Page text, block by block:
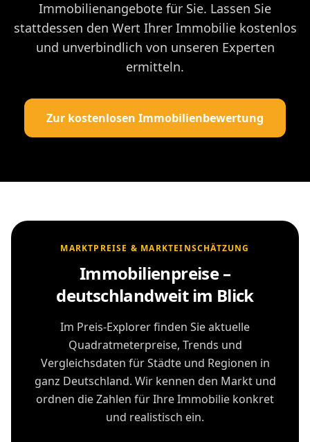
Immobilienangebote für Sie. Lassen Sie
stattdessen den Wert Ihrer Immobilie kostenlos
und unverbindlich von unseren Experten
ermitteln.
Zur kostenlosen Immobilienbewertung
MARKTPREISE & MARKTEINSCHÄTZUNG
Immobilienpreise –
deutschlandweit im Blick
Im Preis-Explorer finden Sie aktuelle
Quadratmeterpreise, Trends und
Vergleichsdaten für Städte und Regionen in
ganz Deutschland. Wir kennen den Markt und
ordnen die Zahlen für Ihre Immobilie konkret
und realistisch ein.